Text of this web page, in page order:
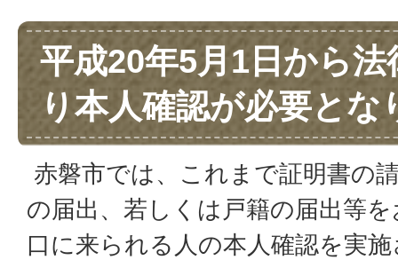
平成20年5月1日から
り本人確認が必要とな
赤磐市では、これまで証明書の
の届出、若しくは戸籍の届出等
口に来られる人の本人確認を実